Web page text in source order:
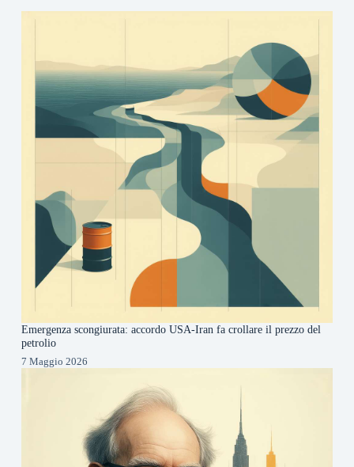
Emergenza scongiurata: accordo USA-Iran fa crollare il prezzo del
petrolio
7 Maggio 2026